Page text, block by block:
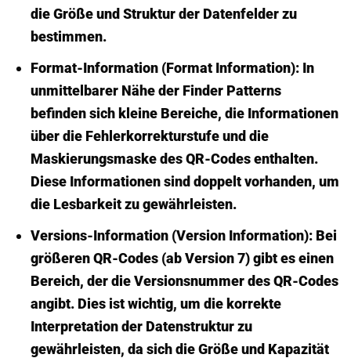
die Größe und Struktur der Datenfelder zu
bestimmen.
Format-Information (Format Information):In
unmittelbarer Nähe der Finder Patterns
befinden sich kleine Bereiche, die Informationen
über die Fehlerkorrekturstufe und die
Maskierungsmaske des QR-Codes enthalten.
Diese Informationen sind doppelt vorhanden, um
die Lesbarkeit zu gewährleisten.
Versions-Information (Version Information):Bei
größeren QR-Codes (ab Version 7) gibt es einen
Bereich, der die Versionsnummer des QR-Codes
angibt. Dies ist wichtig, um die korrekte
Interpretation der Datenstruktur zu
gewährleisten, da sich die Größe und Kapazität